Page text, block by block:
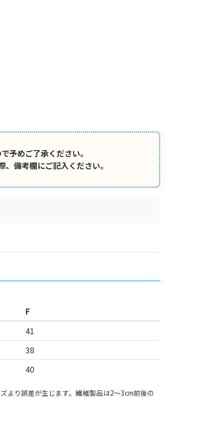
予めご了承ください。
備考欄にご記入ください。
F
41
38
40
より誤差が生じます。繊維製品は2～3cm前後の